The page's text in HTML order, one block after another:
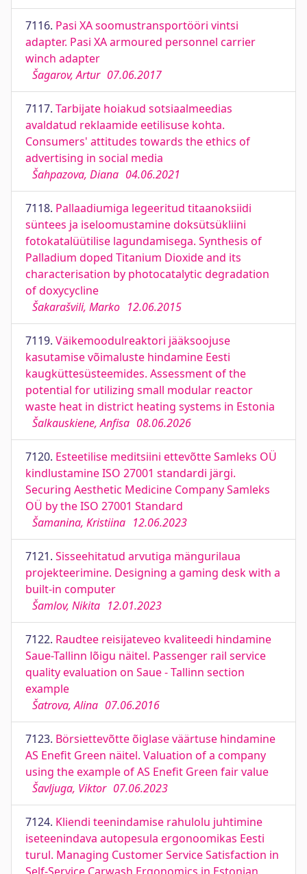
7116. Pasi XA soomustransportööri vintsi
adapter. Pasi XA armoured personnel carrier
winch adapter
Šagarov, Artur 07.06.2017
7117. Tarbijate hoiakud sotsiaalmeedias
avaldatud reklaamide eetilisuse kohta.
Consumers' attitudes towards the ethics of
advertising in social media
Šahpazova, Diana 04.06.2021
7118. Pallaadiumiga legeeritud titaanoksiidi
süntees ja iseloomustamine doksütsükliini
fotokatalüütilise lagundamisega. Synthesis of
Palladium doped Titanium Dioxide and its
characterisation by photocatalytic degradation
of doxycycline
Šakarašvili, Marko 12.06.2015
7119. Väikemoodulreaktori jääksoojuse
kasutamise võimaluste hindamine Eesti
kaugküttesüsteemides. Assessment of the
potential for utilizing small modular reactor
waste heat in district heating systems in Estonia
Šalkauskiene, Anfisa 08.06.2026
7120. Esteetilise meditsiini ettevõtte Samleks OÜ
kindlustamine ISO 27001 standardi järgi.
Securing Aesthetic Medicine Company Samleks
OÜ by the ISO 27001 Standard
Šamanina, Kristiina 12.06.2023
7121. Sisseehitatud arvutiga mängurilaua
projekteerimine. Designing a gaming desk with a
built-in computer
Šamlov, Nikita 12.01.2023
7122. Raudtee reisijateveo kvaliteedi hindamine
Saue-Tallinn lõigu näitel. Passenger rail service
quality evaluation on Saue - Tallinn section
example
Šatrova, Alina 07.06.2016
7123. Börsiettevõtte õiglase väärtuse hindamine
AS Enefit Green näitel. Valuation of a company
using the example of AS Enefit Green fair value
Šavljuga, Viktor 07.06.2023
7124. Kliendi teenindamise rahulolu juhtimine
iseteenindava autopesula ergonoomikas Eesti
turul. Managing Customer Service Satisfaction in